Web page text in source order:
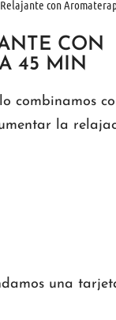
con
CON
45 MIN
combinamos
la
una